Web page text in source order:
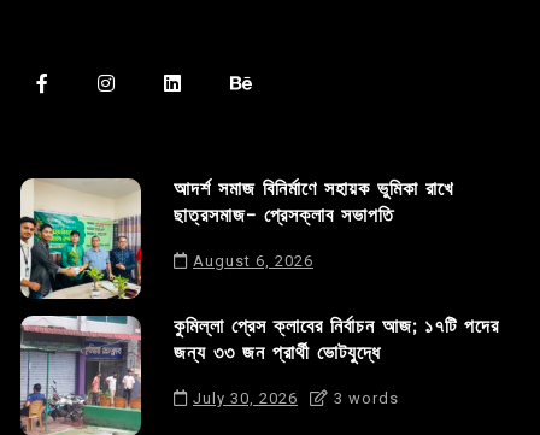
আদর্শ সমাজ বিনির্মাণে সহায়ক ভুমিকা রাখে
ছাত্রসমাজ- প্রেসক্লাব সভাপতি
August 6, 2026
কুমিল্লা প্রেস ক্লাবের নির্বাচন আজ; ১৭টি পদের
জন্য ৩৩ জন প্রার্থী ভোটযুদ্ধে
July 30, 2026 3 words